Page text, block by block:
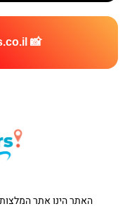
📸 Instagram - travelers.co.il
האתר הינו אתר